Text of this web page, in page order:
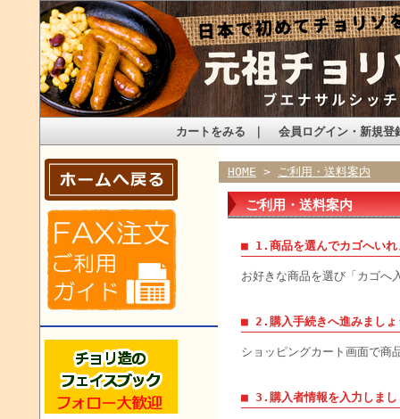
カートをみる 会員ログイン・新規登
HOME > ご利用・送料案内
ご利用・送料案内
■ 1.商品を選んでカゴへいれ
お好きな商品を選び「カゴへ
■ 2.購入手続きへ進みましょ
ショッピングカート画面で商
■ 3.購入者情報を入力しまし